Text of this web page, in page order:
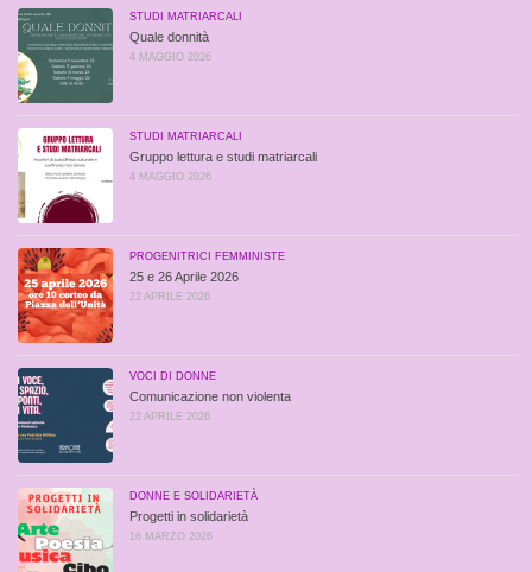
STUDI MATRIARCALI
Quale donnità
4 MAGGIO 2026
STUDI MATRIARCALI
Gruppo lettura e studi matriarcali
4 MAGGIO 2026
PROGENITRICI FEMMINISTE
25 e 26 Aprile 2026
22 APRILE 2026
VOCI DI DONNE
Comunicazione non violenta
22 APRILE 2026
DONNE E SOLIDARIETÀ
Progetti in solidarietà
16 MARZO 2026